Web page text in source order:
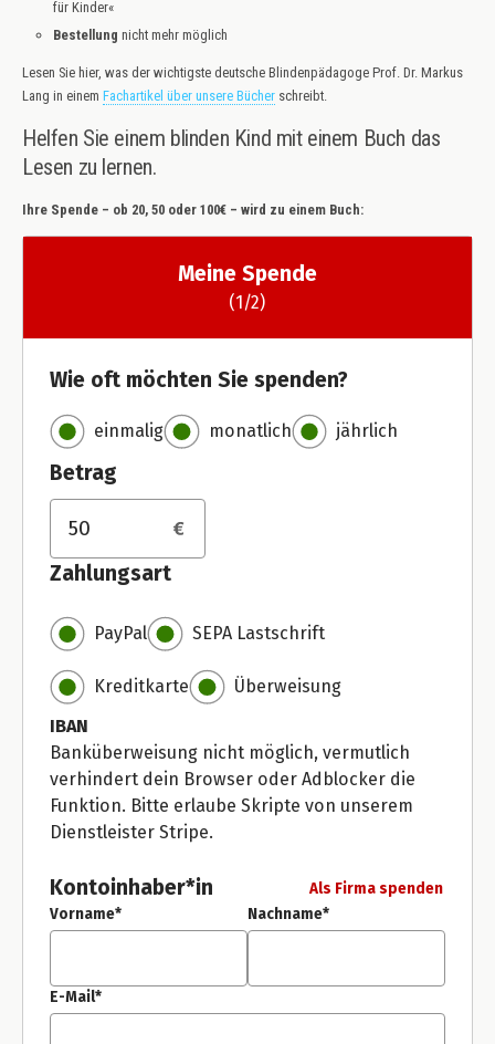
für Kinder«
Bestellung nicht mehr möglich
Lesen Sie hier, was der wichtigste deutsche Blindenpädagoge Prof. Dr. Markus
Lang in einem Fachartikel über unsere Bücher schreibt.
Helfen Sie einem blinden Kind mit einem Buch das
Lesen zu lernen.
Ihre Spende – ob 20, 50 oder 100€ – wird zu einem Buch: